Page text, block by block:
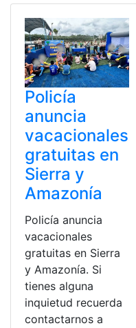
Policía
anuncia
vacacionales
gratuitas en
Sierra y
Amazonía
Policía anuncia
vacacionales
gratuitas en Sierra
y Amazonía. Si
tienes alguna
inquietud recuerda
contactarnos a